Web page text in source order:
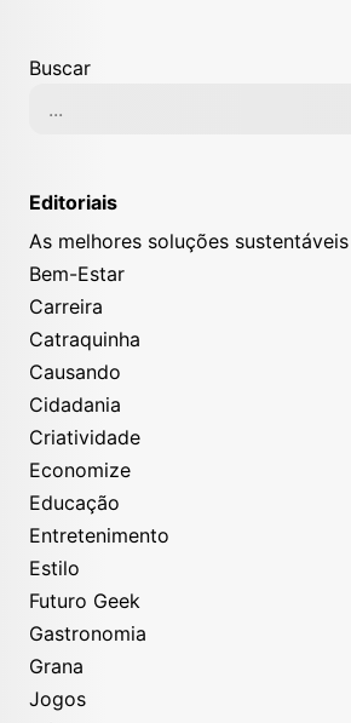
Buscar
Editoriais
As melhores soluções sustentáveis
Bem-Estar
Carreira
Catraquinha
Causando
Cidadania
Criatividade
Economize
Educação
Entretenimento
Estilo
Futuro Geek
Gastronomia
Grana
Jogos